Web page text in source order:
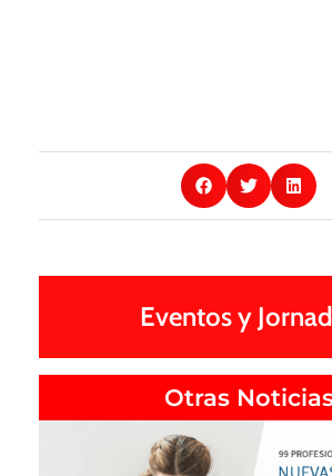
Eventos y
Otras